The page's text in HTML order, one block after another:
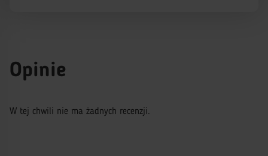
Opinie
W tej chwili nie ma żadnych recenzji.